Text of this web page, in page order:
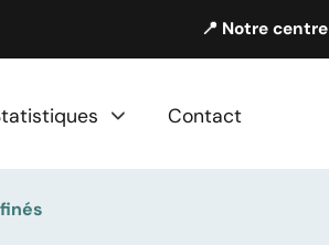
📍 Notre centre
Contact